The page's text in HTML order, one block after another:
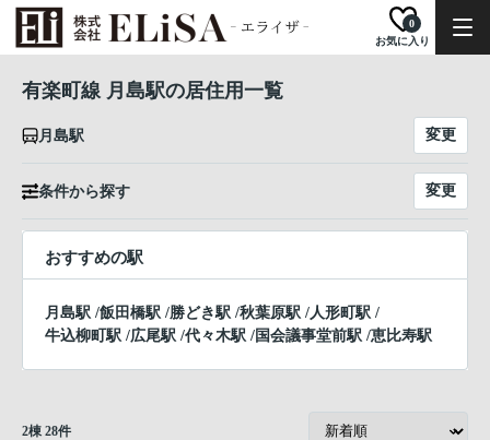
お気に入り
0
有楽町線 月島駅の居住用一覧
月島駅 変更
条件から探す 変更
おすすめの駅
月島駅 /飯田橋駅 /勝どき駅 /秋葉原駅 /人形町駅 /
牛込柳町駅 /広尾駅 /代々木駅 /国会議事堂前駅 /恵比寿駅
2棟 28件